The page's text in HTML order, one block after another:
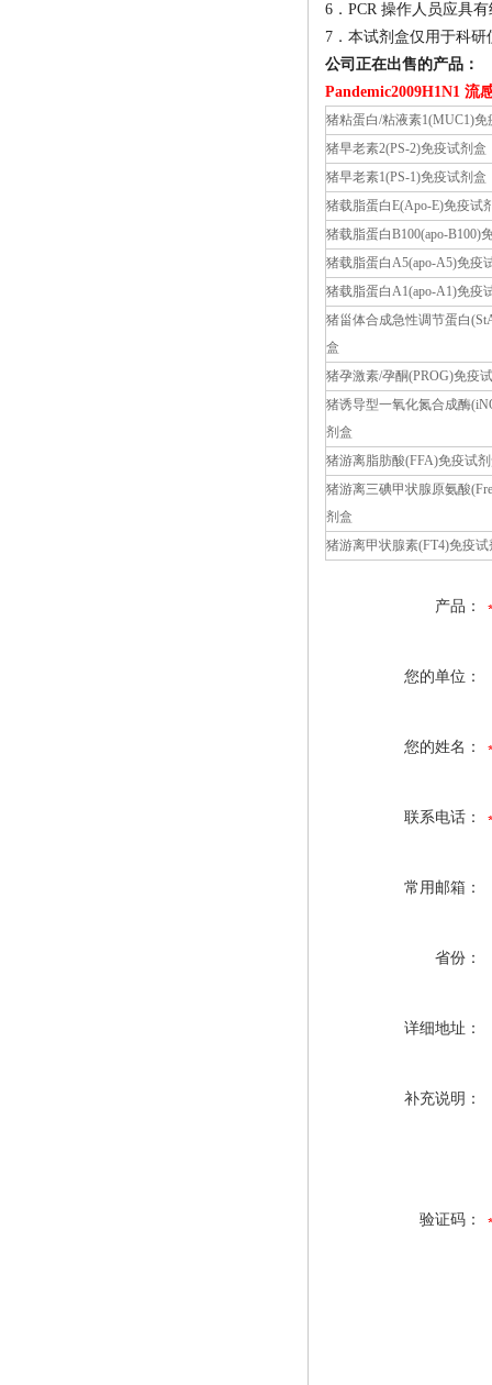
6．PCR 操作人员应具
7．本试剂盒仅用于科
公司正在出售的产品：
Pandemic2009H1N1 流
猪粘蛋白/粘液素1(MUC1)免
猪早老素2(PS-2)免疫试剂盒
猪早老素1(PS-1)免疫试剂盒
猪载脂蛋白E(Apo-E)免疫试
猪载脂蛋白B100(apo-B100)
猪载脂蛋白A5(apo-A5)免疫
猪载脂蛋白A1(apo-A1)免疫
猪甾体合成急性调节蛋白
盒
猪孕激素/孕酮(PROG)免疫
猪诱导型一氧化氮合成酶
剂盒
猪游离脂肪酸(FFA)免疫试
猪游离三碘甲状腺原氨酸
剂盒
猪游离甲状腺素(FT4)免疫试
产品：
您的单位：
您的姓名：
联系电话：
常用邮箱：
省份：
详细地址：
补充说明：
验证码：